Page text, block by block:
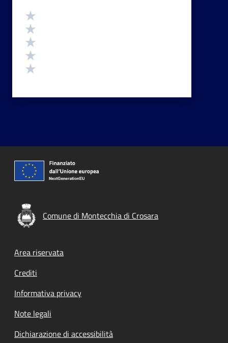
Valutazione
Comune di Montecchia di Crosara
Footer menu
Area riservata
Crediti
Informativa privacy
Note legali
Dichiarazione di accessibilità